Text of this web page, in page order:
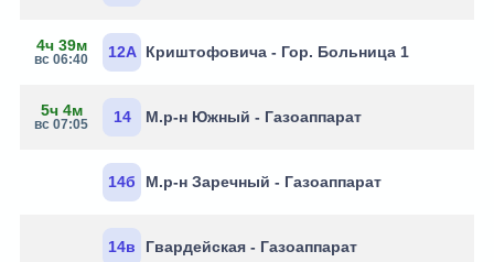
4ч 39м
вс 06:40 12А Криштофовича - Гор. Больница 1
5ч 4м
вс 07:05 14 М.р-н Южный - Газоаппарат
14б М.р-н Заречный - Газоаппарат
14в Гвардейская - Газоаппарат